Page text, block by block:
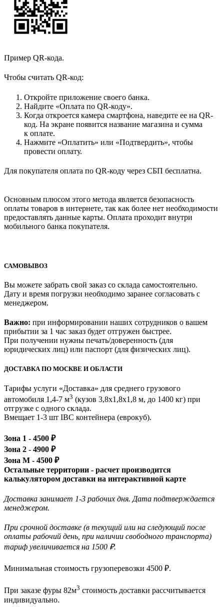
Пример QR-кода.
Чтобы считать QR-код:
Откройте приложение своего банка.
Найдите «Оплата по QR-коду».
Когда откроется камера смартфона, наведите ее на QR-
код. На экране появится название магазина и сумма
к оплате.
Нажмите «Оплатить» или «Подтвердить», чтобы
провести оплату.
Для покупателя оплата по QR-коду через СБП бесплатна.
Основным плюсом этого метода является безопасность
оплаты товаров в интернете, так как более нет необходимости
предоставлять данные карты. Оплата проходит внутри
мобильного банка покупателя.
САМОВЫВОЗ
Вы можете забрать свой заказ со склада самостоятельно.
Дату и время погрузки необходимо заранее согласовать с
менеджером.
Важно: при информировании наших сотрудников о вашем
прибытии за 1 час заказ будет отгружен быстрее.
При получении нужны печать/доверенность (для
юридических лиц) или паспорт (для физических лиц).
ДОСТАВКА ПО МОСКВЕ И ОБЛАСТИ
Тарифы услуги «Доставка» для среднего грузового
автомобиля 1,4-7 м3 (кузов 3,8x1,8x1,8 м, до 1400 кг) при
отгрузке с одного склада.
Вмещает 1-3 шт IBC контейнера (еврокуб).
Зона 1 - 4500 ₽
Зона 2 - 4900 ₽
Зона М - 4500 ₽
Остальные территории - расчет производится
калькулятором доставки на интерактивной карте
Доставка занимает 1-3 рабочих дня. Дата подтверждается
менеджером.
При срочной доставке (в текущий или на следующий после
оплаты рабочий день, при наличии свободного транспорта)
тариф увеличивается на 1500 ₽.
Минимальная стоимость грузоперевозки 4500 ₽.
При заказе фуры 82м3 стоимость доставки рассчитывается
индивидуально.